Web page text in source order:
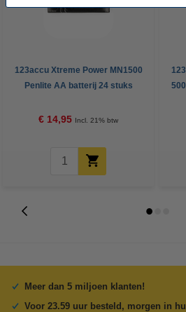
123accu Xtreme Power MN1500
Penlite AA batterij 24 stuks
€ 14,95 Incl. 21% btw
Meer dan 5 miljoen klanten!
Voor 23.59 uur besteld, morgen in